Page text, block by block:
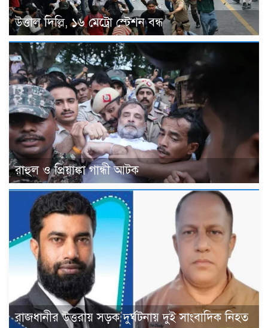
উত্তাল দিল্লি, ১৬ মেট্রো স্টেশন বন্ধ
রাহুল ও প্রিয়াঙ্কা গান্ধী আটক
রাজধানীর উত্তরায় সড়ক দুর্ঘটনায় দুই সাংবাদিক নিহত